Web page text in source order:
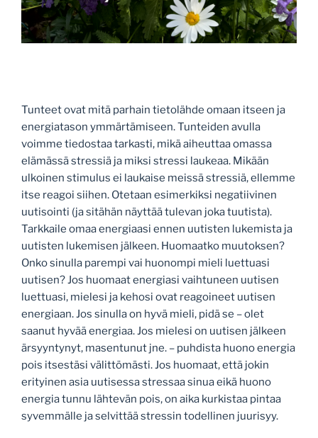
Tunteet ovat mitä parhain tietolähde omaan itseen ja
energiatason ymmärtämiseen. Tunteiden avulla
voimme tiedostaa tarkasti, mikä aiheuttaa omassa
elämässä stressiä ja miksi stressi laukeaa. Mikään
ulkoinen stimulus ei laukaise meissä stressiä, ellemme
itse reagoi siihen. Otetaan esimerkiksi negatiivinen
uutisointi (ja sitähän näyttää tulevan joka tuutista).
Tarkkaile omaa energiaasi ennen uutisten lukemista ja
uutisten lukemisen jälkeen. Huomaatko muutoksen?
Onko sinulla parempi vai huonompi mieli luettuasi
uutisen? Jos huomaat energiasi vaihtuneen uutisen
luettuasi, mielesi ja kehosi ovat reagoineet uutisen
energiaan. Jos sinulla on hyvä mieli, pidä se – olet
saanut hyvää energiaa. Jos mielesi on uutisen jälkeen
ärsyyntynyt, masentunut jne. – puhdista huono energia
pois itsestäsi välittömästi. Jos huomaat, että jokin
erityinen asia uutisessa stressaa sinua eikä huono
energia tunnu lähtevän pois, on aika kurkistaa pintaa
syvemmälle ja selvittää stressin todellinen juurisyy.